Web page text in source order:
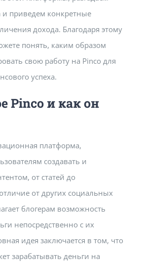
и приведем конкретные
дохода. Благодаря этому
понять, каким образом
свою работу на Pinco для
успеха.
Pinco и как он
платформа,
создавать и
от статей до
от других социальных
блогерам возможность
непосредственно с их
идея заключается в том, что
зарабатывать деньги на